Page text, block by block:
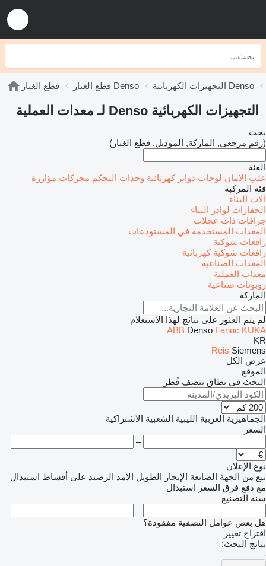
قطع الغيار قطع الغيار Denso التجهيزات الكهربائية Denso
التجهيزات الكهربائية Denso لـ معدات العملية
بحث
(رقم مرجعي, الماركة, الموديل, قطع الغيار)
الفئة
علب الأمان لوحات دوائر كهربائية وحدات التحكم محركات مؤازرة
فئة المركبة
آلات البناء
الحفارات لوادر البناء
جرافات ذات عجلات
المعدات المستخدمة في المستودعات
رافعات شوكية
رافعات شوكية كهربائية
المعدات الصناعية
معدات العملية
روبوتات صناعية
الماركة
لم يتم العثور على نتائج لهذا الاستعلام
ABB Denso Fanuc KUKA
KR
Reis Siemens
عرض الكل
الموقع
البحث في نطاق بنصف قُطر
الجماهيرية العربية الليبية الشعبية الاشتراكية
السعر
–
نوع الإعلان
بيع من الجهة الصانعة الإيجار الطويل الأمد الرصيد على أقساط استبدال
مع دفع فرق السعر استبدال
سنة التصنيع
–
هل بعض عوامل التصفية مفقودة؟
اقتراح تغيير
نتائج البحث:
-